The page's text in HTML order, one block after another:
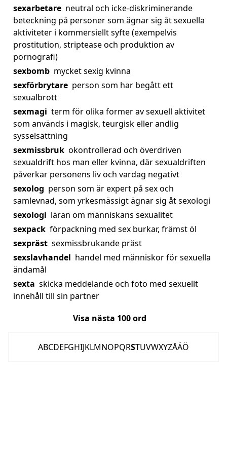
sexarbetare neutral och icke-diskriminerande
beteckning på personer som ägnar sig åt sexuella
aktiviteter i kommersiellt syfte (exempelvis
prostitution, striptease och produktion av
pornografi)
sexbomb mycket sexig kvinna
sexförbrytare person som har begått ett
sexualbrott
sexmagi term för olika former av sexuell aktivitet
som används i magisk, teurgisk eller andlig
sysselsättning
sexmissbruk okontrollerad och överdriven
sexualdrift hos man eller kvinna, där sexualdriften
påverkar personens liv och vardag negativt
sexolog person som är expert på sex och
samlevnad, som yrkesmässigt ägnar sig åt sexologi
sexologi läran om människans sexualitet
sexpack förpackning med sex burkar, främst öl
sexpräst sexmissbrukande präst
sexslavhandel handel med människor för sexuella
ändamål
sexta skicka meddelande och foto med sexuellt
innehåll till sin partner
Visa nästa 100ord
ABCDEFGHIJKLMNOPQRSTUVWXYZÅÄÖ